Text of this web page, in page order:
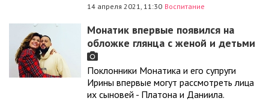
14 апреля 2021, 11:30 Воспитание
Монатик впервые появился на
обложке глянца с женой и детьми
Поклонники Монатика и его супруги
Ирины впервые могут рассмотреть лица
их сыновей - Платона и Даниила.